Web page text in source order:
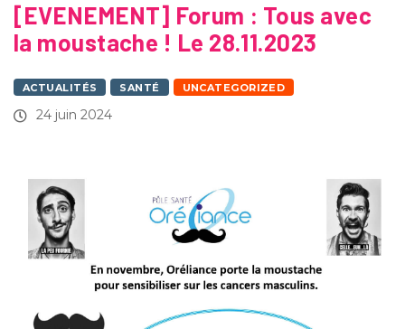
[EVENEMENT] Forum : Tous avec
la moustache ! Le 28.11.2023
ACTUALITÉS SANTÉ UNCATEGORIZED
24 juin 2024